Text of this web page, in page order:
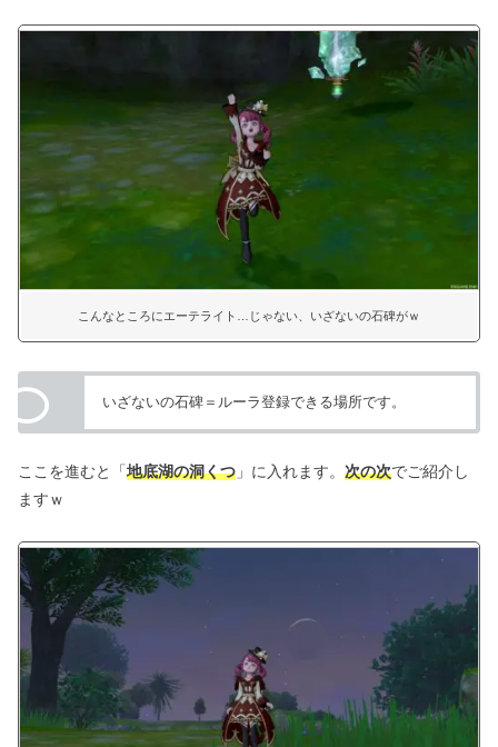
こんなところにエーテライト…じゃない、いざないの石碑がｗ
いざないの石碑＝ルーラ登録できる場所です。
ここを進むと「地底湖の洞くつ 」に入れます。 次の次でご紹介し
ますｗ